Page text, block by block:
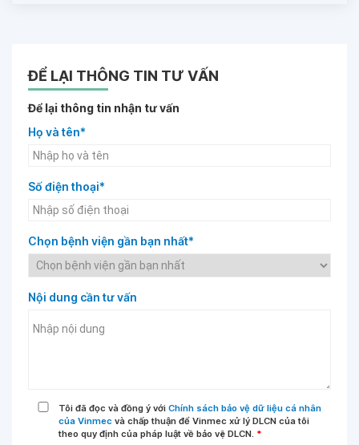
ĐỂ LẠI THÔNG TIN TƯ VẤN
Để lại thông tin nhận tư vấn
Họ và tên*
Số điện thoại*
Chọn bệnh viện gần bạn nhất*
Nội dung cần tư vấn
Tôi đã đọc và đồng ý với Chính sách bảo vệ dữ liệu cá nhân
của Vinmec và chấp thuận để Vinmec xử lý DLCN của tôi
theo quy định của pháp luật về bảo vệ DLCN. *